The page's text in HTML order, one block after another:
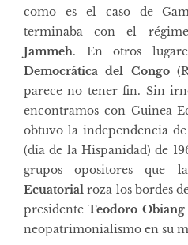
como es el caso de
terminaba con el
Jammeh. En otros
Democrática del Congo
parece no tener fin. Sin
encontramos con Guinea
obtuvo la independencia
(día de la Hispanidad) de
grupos opositores que
Ecuatorial roza los bordes
presidenteTeodoro Obiang
neopatrimonialismo en su